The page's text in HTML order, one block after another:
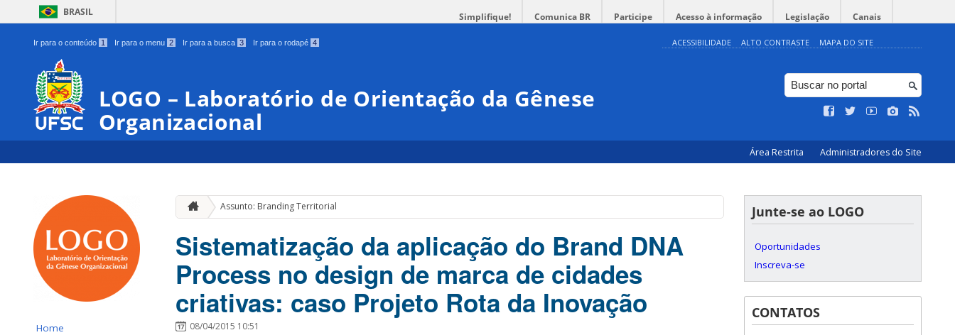
BRASIL Simplifique! Comunica BR Participe Acesso à informação Legislação Canais
Ir para o conteúdo 1 Ir para o menu 2 Ir para a busca 3 Ir para o rodapé 4 ACESSIBILIDADE ALTO CONTRASTE MAPA DO SITE
LOGO – Laboratório de Orientação da Gênese
Organizacional
Área Restrita Administradores do Site
Home
Assunto: Branding Territorial
Sistematização da aplicação do Brand DNA
Process no design de marca de cidades
criativas: caso Projeto Rota da Inovação
08/04/2015 10:51
Junte-se ao LOGO
Oportunidades
Inscreva-se
CONTATOS